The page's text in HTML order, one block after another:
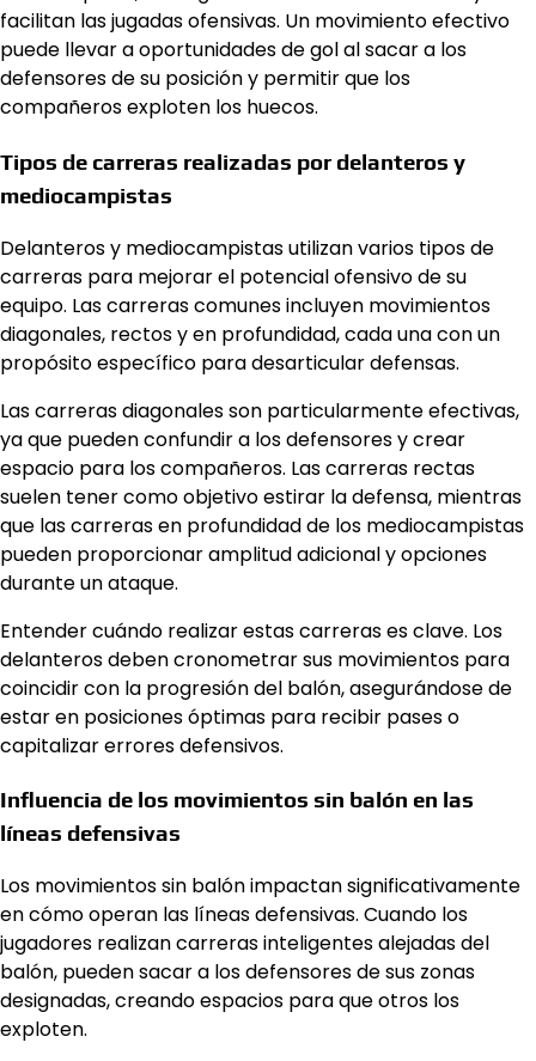
facilitan las jugadas ofensivas. Un movimiento efectivo
puede llevar a oportunidades de gol al sacar a los
defensores de su posición y permitir que los
compañeros exploten los huecos.
Tipos de carreras realizadas por delanteros y
mediocampistas
Delanteros y mediocampistas utilizan varios tipos de
carreras para mejorar el potencial ofensivo de su
equipo. Las carreras comunes incluyen movimientos
diagonales, rectos y en profundidad, cada una con un
propósito específico para desarticular defensas.
Las carreras diagonales son particularmente efectivas,
ya que pueden confundir a los defensores y crear
espacio para los compañeros. Las carreras rectas
suelen tener como objetivo estirar la defensa, mientras
que las carreras en profundidad de los mediocampistas
pueden proporcionar amplitud adicional y opciones
durante un ataque.
Entender cuándo realizar estas carreras es clave. Los
delanteros deben cronometrar sus movimientos para
coincidir con la progresión del balón, asegurándose de
estar en posiciones óptimas para recibir pases o
capitalizar errores defensivos.
Influencia de los movimientos sin balón en las
líneas defensivas
Los movimientos sin balón impactan significativamente
en cómo operan las líneas defensivas. Cuando los
jugadores realizan carreras inteligentes alejadas del
balón, pueden sacar a los defensores de sus zonas
designadas, creando espacios para que otros los
exploten.